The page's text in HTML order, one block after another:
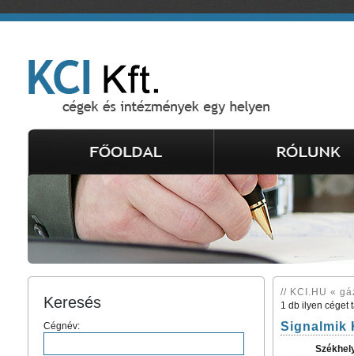
Keresés
Cégnév:
// KCI.HU «
1 db ilyen céget
Signalmik